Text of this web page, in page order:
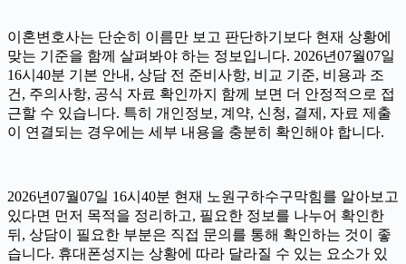
이혼변호사는 단순히 이름만 보고 판단하기보다 현재 상황에
맞는 기준을 함께 살펴봐야 하는 정보입니다. 2026년07월07일
16시40분 기본 안내, 상담 전 준비사항, 비교 기준, 비용과 조
건, 주의사항, 공식 자료 확인까지 함께 보면 더 안정적으로 접
근할 수 있습니다. 특히 개인정보, 계약, 신청, 결제, 자료 제출
이 연결되는 경우에는 세부 내용을 충분히 확인해야 합니다.
2026년07월07일 16시40분 현재 노원구하수구막힘를 알아보고
있다면 먼저 목적을 정리하고, 필요한 정보를 나누어 확인한
뒤, 상담이 필요한 부분은 직접 문의를 통해 확인하는 것이 좋
습니다. 휴대폰성지는 상황에 따라 달라질 수 있는 요소가 있